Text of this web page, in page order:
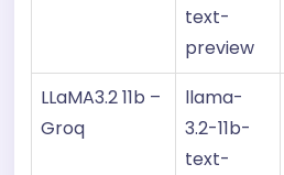
text-
preview
LLaMA3.2 11b –
Groq
llama-
3.2-11b-
text-